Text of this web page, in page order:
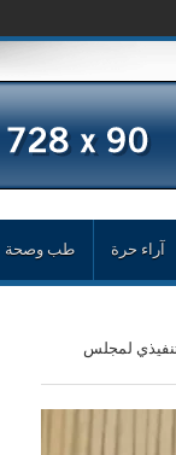
آراء حرة طب وصحة
لمجلس